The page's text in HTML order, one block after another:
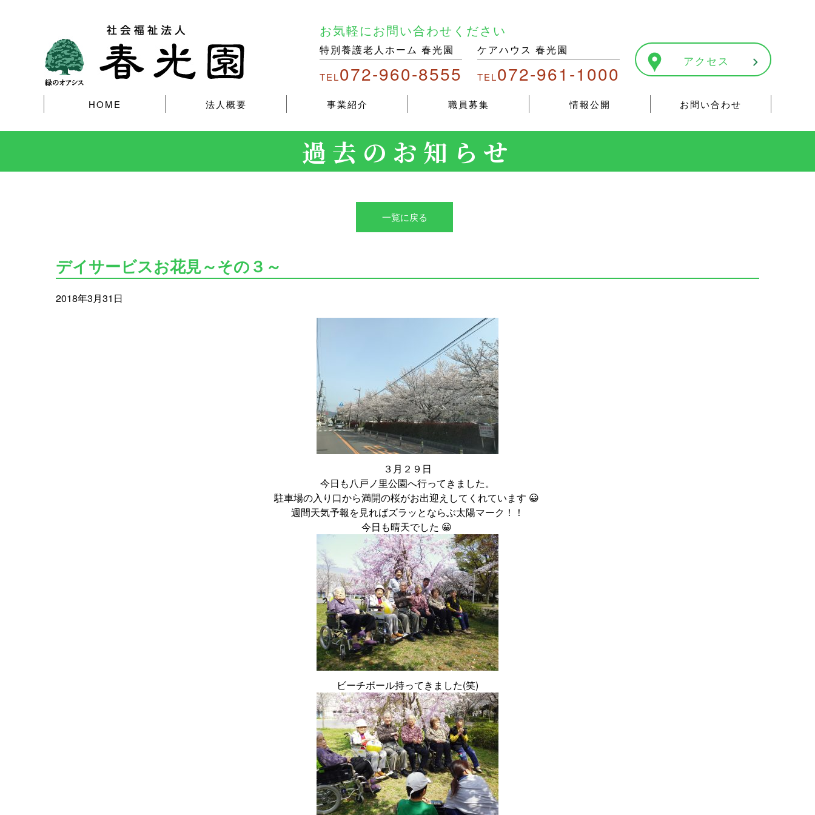
お気軽にお問い合わせください
特別養護老人ホーム 春光園
TEL072-960-8555
ケアハウス 春光園
TEL072-961-1000
アクセス
HOME 法人概要 事業紹介 職員募集 情報公開 お問い合わせ
過去のお知らせ
一覧に戻る
デイサービスお花見～その３～
2018年3月31日
３月２９日
今日も八戸ノ里公園へ行ってきました。
駐車場の入り口から満開の桜がお出迎えしてくれています 😀
週間天気予報を見ればズラッとならぶ太陽マーク！！
今日も晴天でした 😀
ビーチボール持ってきました(笑)